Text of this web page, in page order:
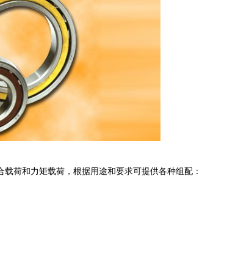
荷和力矩载荷，根据用途和要求可提供各种组配：